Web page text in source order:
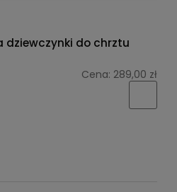
dziewczynki do chrztu
Cena: 289,00 zł